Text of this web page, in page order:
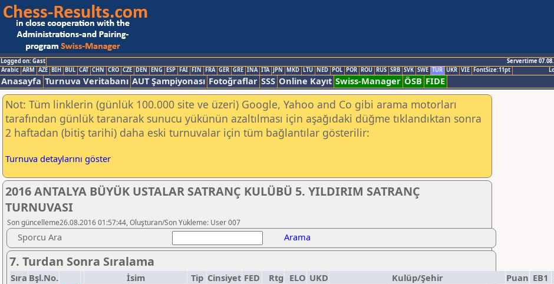
Logged on: Gast
Servertime
Arabic ARM AZE BIH BUL CAT CHN CRO CZE DEN ENG ESP FAI FIN FRA GER GRE INA ITA JPN MKD LTU NED POL POR ROU RUS SRB SVK SWE TUR UKR VIE FontSize:11pt
Anasayfa Turnuva Veritabanı AUT Şampiyonası Fotoğraflar SSS Online Kayıt Swiss-Manager ÖSB FIDE
Not: Tüm linklerin (günlük 100.000 site ve üzeri) Google, Yahoo and Co gibi arama motorları
tarafından günlük taranarak sunucu yükünün azaltılması için aşağıdaki düğme tıklandıktan sonra
2 haftadan (bitiş tarihi) daha eski turnuvalar için tüm bağlantılar gösterilir:
Turnuva detaylarını göster
2016 ANTALYA BÜYÜK USTALAR SATRANÇ KULÜBÜ 5. YILDIRIM SATRANÇ
TURNUVASI
Son güncelleme26.08.2016 01:57:44, Oluşturan/Son Yükleme: User 007
Sporcu Ara Arama
7. Turdan Sonra Sıralama
Sıra Bşl.No. İsim Tip Cinsiyet FED Rtg ELO UKD Kulüp/Şehir Puan EB1